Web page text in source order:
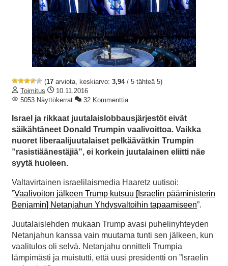
(17 arviota, keskiarvo: 3,94/ 5 tähteä 5)
Toimitus
10.11.2016
5053 Näyttökerrat
32 Kommenttia
Israel ja rikkaat juutalaislobbausjärjestöt eivät
säikähtäneet Donald Trumpin vaalivoittoa. Vaikka
nuoret liberaalijuutalaiset pelkäävätkin Trumpin
”rasistiäänestäjiä”, ei korkein juutalainen eliitti näe
syytä huoleen.
Valtavirtainen israelilaismedia Haaretz uutisoi:
”Vaalivoiton jälkeen Trump kutsuu [Israelin pääministerin
Benjamin] Netanjahun Yhdysvaltoihin tapaamiseen”.
Juutalaislehden mukaan Trump avasi puhelinyhteyden
Netanjahun kanssa vain muutama tunti sen jälkeen, kun
vaalitulos oli selvä. Netanjahu onnitteli Trumpia
lämpimästi ja muistutti, että uusi presidentti on ”Israelin